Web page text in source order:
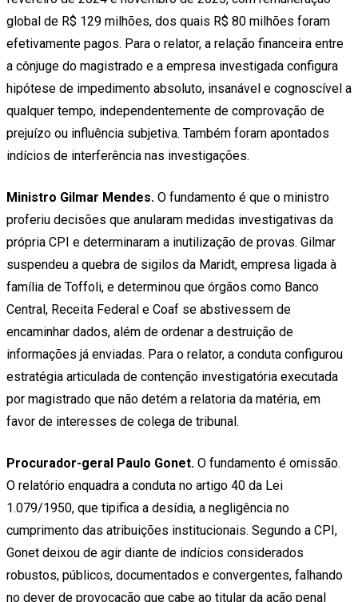
global de R$ 129 milhões, dos quais R$ 80 milhões foram
efetivamente pagos. Para o relator, a relação financeira entre
a cônjuge do magistrado e a empresa investigada configura
hipótese de impedimento absoluto, insanável e cognoscível a
qualquer tempo, independentemente de comprovação de
prejuízo ou influência subjetiva. Também foram apontados
indícios de interferência nas investigações.
Ministro Gilmar Mendes. O fundamento é que o ministro
proferiu decisões que anularam medidas investigativas da
própria CPI e determinaram a inutilização de provas. Gilmar
suspendeu a quebra de sigilos da Maridt, empresa ligada à
família de Toffoli, e determinou que órgãos como Banco
Central, Receita Federal e Coaf se abstivessem de
encaminhar dados, além de ordenar a destruição de
informações já enviadas. Para o relator, a conduta configurou
estratégia articulada de contenção investigatória executada
por magistrado que não detém a relatoria da matéria, em
favor de interesses de colega de tribunal.
Procurador-geral Paulo Gonet. O fundamento é omissão.
O relatório enquadra a conduta no artigo 40 da Lei
1.079/1950, que tipifica a desídia, a negligência no
cumprimento das atribuições institucionais. Segundo a CPI,
Gonet deixou de agir diante de indícios considerados
robustos, públicos, documentados e convergentes, falhando
no dever de provocação que cabe ao titular da ação penal